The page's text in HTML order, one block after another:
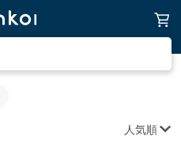
人気順